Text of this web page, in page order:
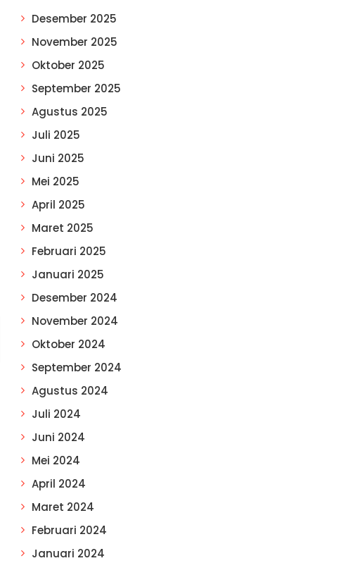
Desember 2025
November 2025
Oktober 2025
September 2025
Agustus 2025
Juli 2025
Juni 2025
Mei 2025
April 2025
Maret 2025
Februari 2025
Januari 2025
Desember 2024
November 2024
Oktober 2024
September 2024
Agustus 2024
Juli 2024
Juni 2024
Mei 2024
April 2024
Maret 2024
Februari 2024
Januari 2024